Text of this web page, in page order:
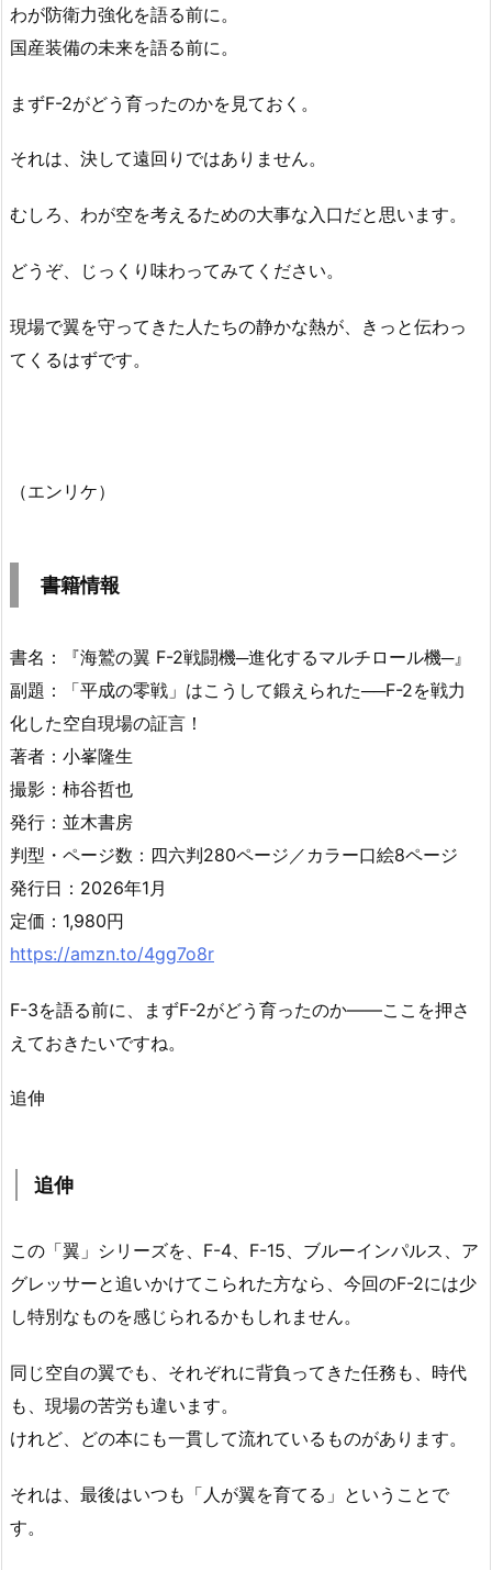
わが防衛力強化を語る前に。
国産装備の未来を語る前に。
まずF-2がどう育ったのかを見ておく。
それは、決して遠回りではありません。
むしろ、わが空を考えるための大事な入口だと思います。
どうぞ、じっくり味わってみてください。
現場で翼を守ってきた人たちの静かな熱が、きっと伝わっ
てくるはずです。
（エンリケ）
書籍情報
書名：『海鷲の翼 F-2戦闘機─進化するマルチロール機─』
副題：「平成の零戦」はこうして鍛えられた──F-2を戦力
化した空自現場の証言！
著者：小峯隆生
撮影：柿谷哲也
発行：並木書房
判型・ページ数：四六判280ページ／カラー口絵8ページ
発行日：2026年1月
定価：1,980円
https://amzn.to/4gg7o8r
F-3を語る前に、まずF-2がどう育ったのか――ここを押さ
えておきたいですね。
追伸
追伸
この「翼」シリーズを、F-4、F-15、ブルーインパルス、ア
グレッサーと追いかけてこられた方なら、今回のF-2には少
し特別なものを感じられるかもしれません。
同じ空自の翼でも、それぞれに背負ってきた任務も、時代
も、現場の苦労も違います。
けれど、どの本にも一貫して流れているものがあります。
それは、最後はいつも「人が翼を育てる」ということで
す。